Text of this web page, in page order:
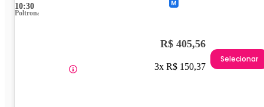
10:30
Poltrona
R$ 405,56
3x R$ 150,37
Selecionar